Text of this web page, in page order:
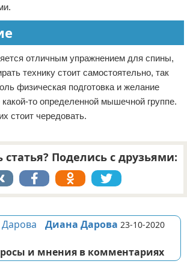
отличным упражнением для спины,
технику стоит самостоятельно, так
физическая подготовка и желание
то определенной мышечной группе.
стоит чередовать.
статья? Поделись с друзьями:
Диана Дарова 23-10-2020
и мнения в комментариях